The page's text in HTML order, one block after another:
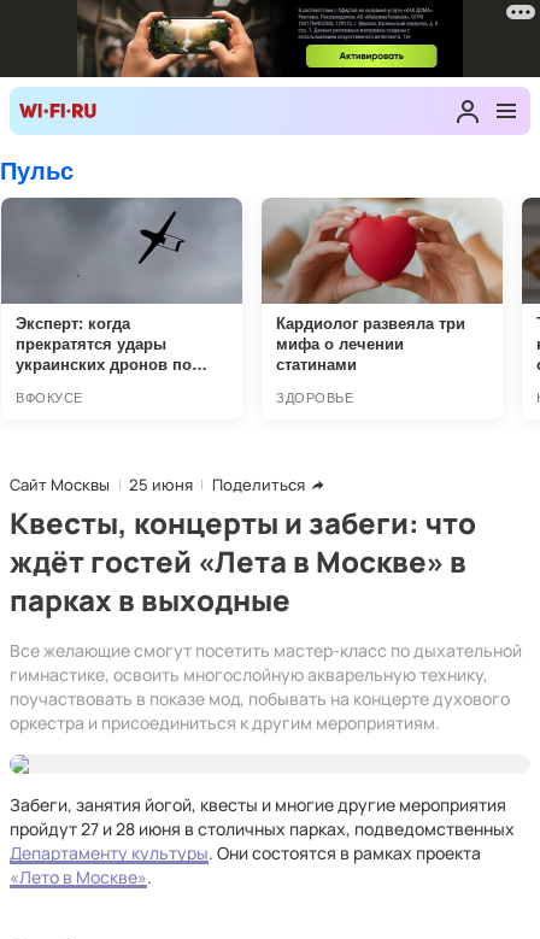
Сайт Москвы 25 июня Поделиться
Квесты, концерты и забеги: что
ждёт гостей «Лета в Москве» в
парках в выходные
Все желающие смогут посетить мастер-класс по дыхательной
гимнастике, освоить многослойную акварельную технику,
поучаствовать в показе мод, побывать на концерте духового
оркестра и присоединиться к другим мероприятиям.
Забеги, занятия йогой, квесты и многие другие мероприятия
пройдут 27 и 28 июня в столичных парках, подведомственных
Департаменту культуры. Они состоятся в рамках проекта
«Лето в Москве».